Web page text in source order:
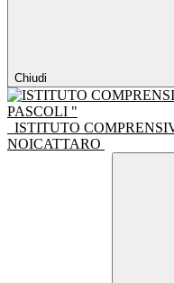
Chiudi
ISTITUTO
NOICATTARO